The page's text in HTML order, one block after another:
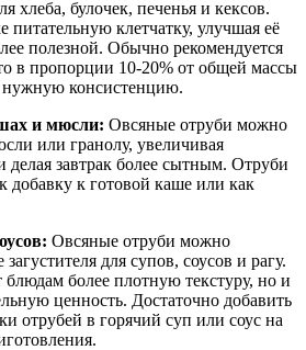
хлеба, булочек, печенья и кексов.
клетчатку, улучшая её
полезной. Обычно рекомендуется
в пропорции 10-20% от общей массы
нужную консистенцию.
и мюсли: Овсяные отруби можно
или гранолу, увеличивая
делая завтрак более сытным. Отруби
добавку к готовой каше или как
Овсяные отруби можно
загустителя для супов, соусов и рагу.
более плотную текстуру, но и
ценность. Достаточно добавить
отрубей в горячий суп или соус на